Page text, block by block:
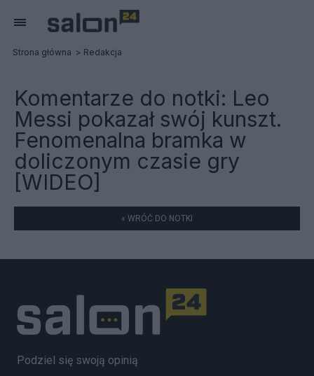
Strona główna Redakcja
Komentarze do notki: Leo
Messi pokazał swój kunszt.
Fenomenalna bramka w
doliczonym czasie gry
[WIDEO]
« WRÓĆ DO NOTKI
Podziel się swoją opinią